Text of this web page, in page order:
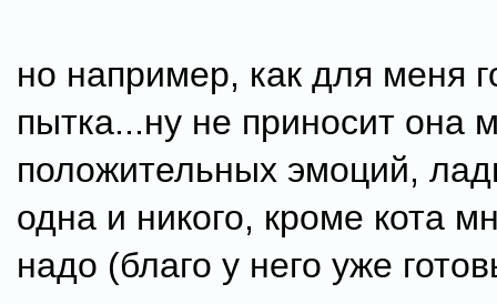
но например, как для меня
пытка...ну не приносит она
положительных эмоций,
одна и никого, кроме кота
надо (благо у него уже